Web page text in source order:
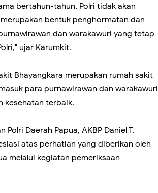
bertahun-tahun, Polri tidak akan
bentuk penghormatan dan
dan warakawuri yang tetap
ujar Karumkit.
Bhayangkara merupakan rumah sakit
para purnawirawan dan warakawuri
kesehatan terbaik.
Daerah Papua, AKBP Daniel T.
atas perhatian yang diberikan oleh
melalui kegiatan pemeriksaan